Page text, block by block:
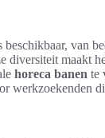
van
diversiteit maakt
horeca banen te
werkzoekenden